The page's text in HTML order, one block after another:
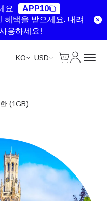
요
APP10
혜택을 받으세요. 내려
용하세요!
KO USD
(1GB)
Unlimited Data
Unlimited Data
Unlimited Data
Unlimited Data